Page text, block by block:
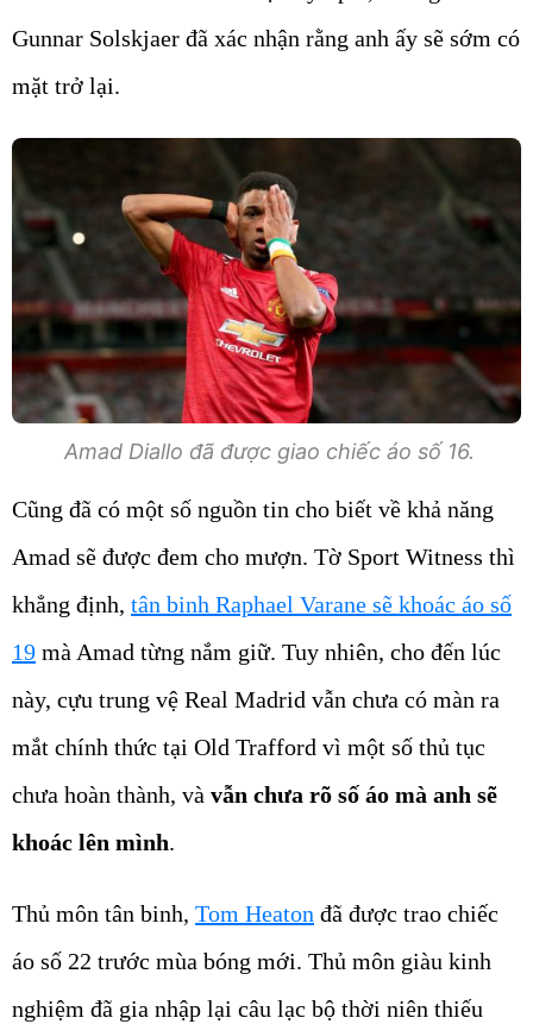
Gunnar Solskjaer đã xác nhận rằng anh ấy sẽ sớm có
mặt trở lại.
Amad Diallo đã được giao chiếc áo số 16.
Cũng đã có một số nguồn tin cho biết về khả năng
Amad sẽ được đem cho mượn. Tờ Sport Witness thì
khẳng định, tân binh Raphael Varane sẽ khoác áo số
19 mà Amad từng nắm giữ. Tuy nhiên, cho đến lúc
này, cựu trung vệ Real Madrid vẫn chưa có màn ra
mắt chính thức tại Old Trafford vì một số thủ tục
chưa hoàn thành, và vẫn chưa rõ số áo mà anh sẽ
khoác lên mình.
Thủ môn tân binh, Tom Heaton đã được trao chiếc
áo số 22 trước mùa bóng mới. Thủ môn giàu kinh
nghiệm đã gia nhập lại câu lạc bộ thời niên thiếu